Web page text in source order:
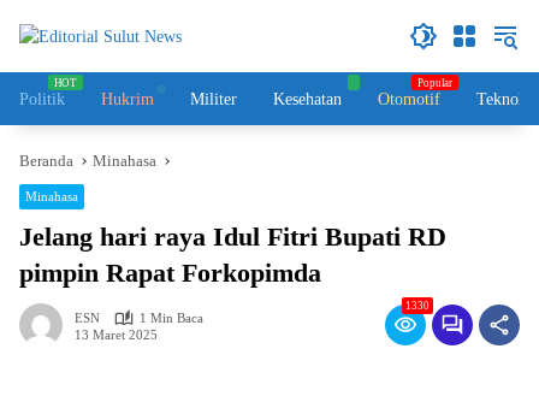
Politik Hukrim Militer Kesehatan Otomotif
Beranda Minahasa
Minahasa
Jelang hari raya Idul Fitri Bupati RD
pimpin Rapat Forkopimda
ESN
1 Min Baca
13 Maret 2025
1330